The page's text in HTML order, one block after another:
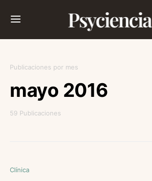
Psyciencia
Publicaciones por mes
mayo 2016
59 Publicaciones
Clínica